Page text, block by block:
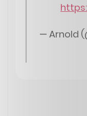
— Arnold